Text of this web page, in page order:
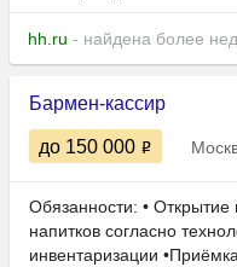
hh.ru - найдена более
Бармен-кассир
до 150 000
Обязанности: • Открытие
напитков согласно
инвентаризации